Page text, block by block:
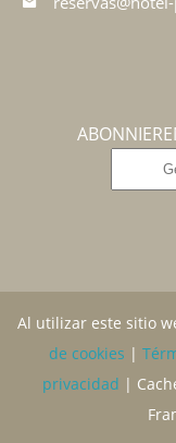
Al utilizar este sitio
de cookies |
privacidad |